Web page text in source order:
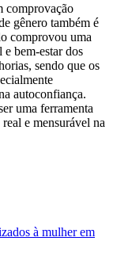
comprovação
gênero também é
comprovou uma
bem-estar dos
sendo que os
autoconfiança.
uma ferramenta
e mensurável na
à mulher em